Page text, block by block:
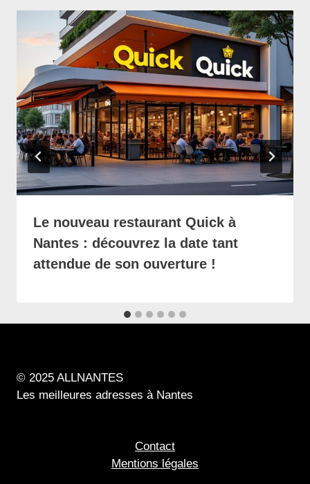
Le nouveau restaurant Quick à
Nantes : découvrez la date tant
attendue de son ouverture !
© 2025 ALLNANTES
Les meilleures adresses à Nantes
Contact
Mentions légales